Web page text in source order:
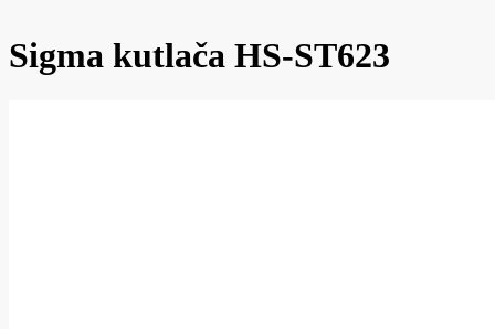
Sigma kutlača HS-ST623